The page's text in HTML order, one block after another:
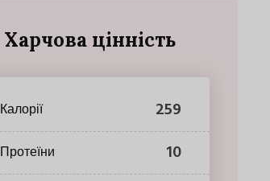
Харчова цінність
Калорії 259
Протеїни 10